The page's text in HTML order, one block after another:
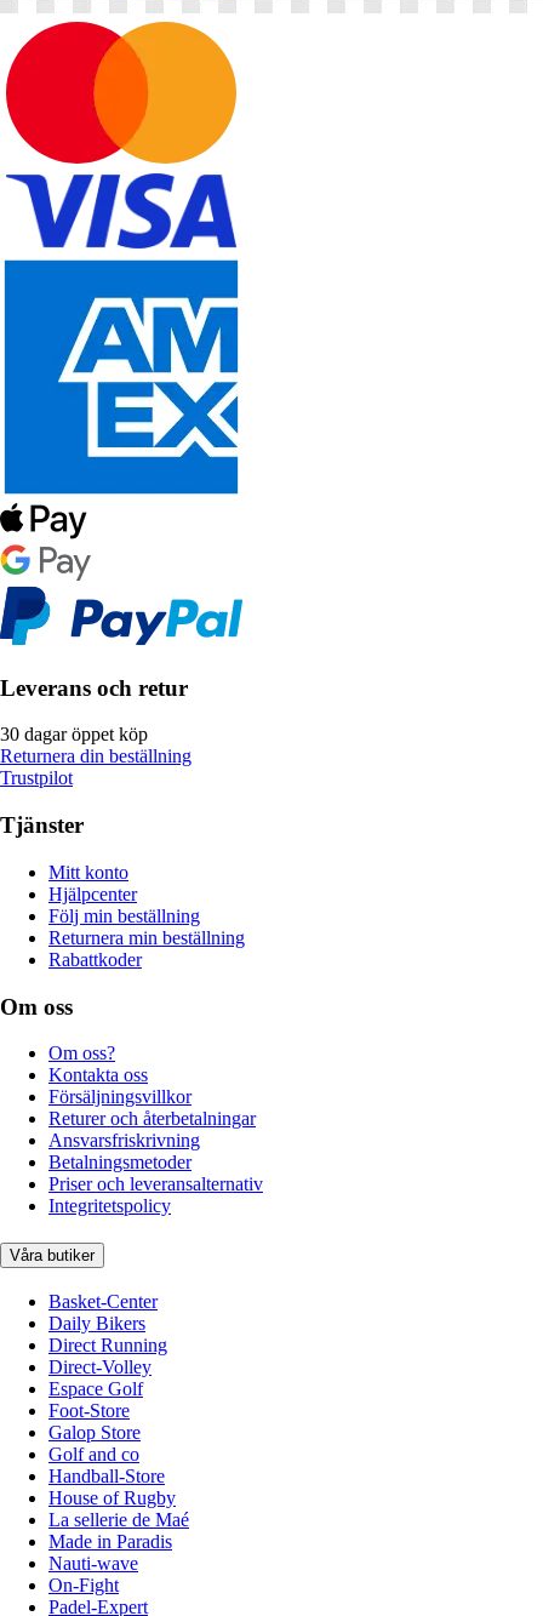
Leverans och retur
30 dagar öppet köp
Returnera din beställning
Trustpilot
Tjänster
Mitt konto
Hjälpcenter
Följ min beställning
Returnera min beställning
Rabattkoder
Om oss
Om oss?
Kontakta oss
Försäljningsvillkor
Returer och återbetalningar
Ansvarsfriskrivning
Betalningsmetoder
Priser och leveransalternativ
Integritetspolicy
Våra butiker
Basket-Center
Daily Bikers
Direct Running
Direct-Volley
Espace Golf
Foot-Store
Galop Store
Golf and co
Handball-Store
House of Rugby
La sellerie de Maé
Made in Paradis
Nauti-wave
On-Fight
Padel-Expert